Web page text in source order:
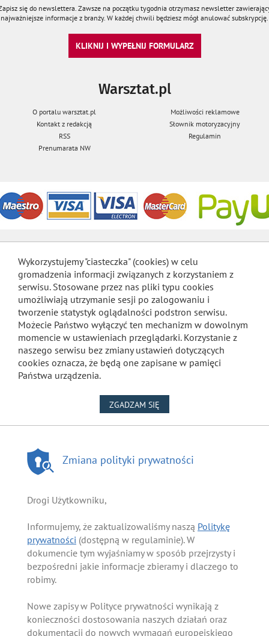
się do newslettera. Zawsze na początku tygodnia otrzymasz newsletter
najważniejsze informacje z branży. W każdej chwili będziesz mógł anulować subskrypcję.
KLIKNIJ I WYPEŁNIJ FORMULARZ
Warsztat.pl
O portalu warsztat.pl
Możliwości reklamowe
Kontakt z redakcją
Słownik motoryzacyjny
RSS
Regulamin
Prenumarata NW
Wykorzystujemy "ciasteczka" (cookies) w celu
gromadzenia informacji związanych z korzystaniem z
serwisu. Stosowane przez nas pliki typu cookies
umożliwiają utrzymanie sesji po zalogowaniu i
tworzenie statystyk oglądalności podstron serwisu.
Możecie Państwo wyłączyć ten mechanizm w dowolnym
momencie w ustawieniach przeglądarki. Korzystanie z
naszego serwisu bez zmiany ustawień dotyczących
cookies oznacza, że będą one zapisane w pamięci
Państwa urządzenia.
ZGADZAM SIĘ
Zmiana polityki prywatności
Drogi Użytkowniku,
Informujemy, że zaktualizowaliśmy naszą Politykę
prywatności (dostępną w regulaminie). W
dokumencie tym wyjaśniamy w sposób przejrzysty i
bezpośredni jakie informacje zbieramy i dlaczego to
robimy.
Nowe zapisy w Polityce prywatności wynikają z
konieczności dostosowania naszych działań oraz
dokumentacji do nowych wymagań europejskiego